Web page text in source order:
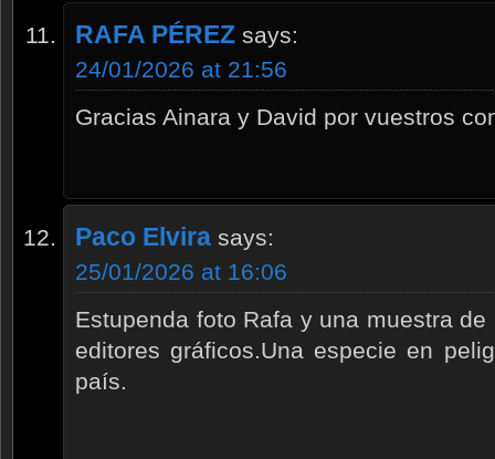
RAFA PÉREZ says:
24/01/2026 at 21:56
Gracias Ainara y David por vuestros
Paco Elvira says:
25/01/2026 at 16:06
Estupenda foto Rafa y una muestra
editores gráficos.Una especie en
país.